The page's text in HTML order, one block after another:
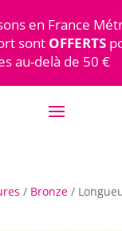
en France
sont OFFERTS
au-delà de 50 €
/ Bronze/